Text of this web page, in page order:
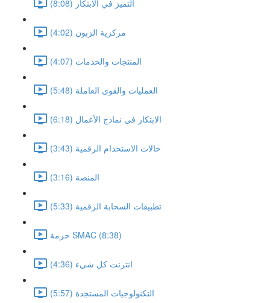
التميز في الابتكار (8:08)
مركزية الزبون (4:02)
المنتجات والخدمات (4:07)
العمليات والقوى العاملة (5:48)
الابتكار في نماذج الأعمال (6:18)
حالات الاستخدام الرقمية (3:43)
المنصة (3:16)
تطبيقات السحابة الرقمية (5:33)
حزمة SMAC (8:38)
انترنت كل شيء (4:36)
التكنولوجيات المستجدة (5:57)